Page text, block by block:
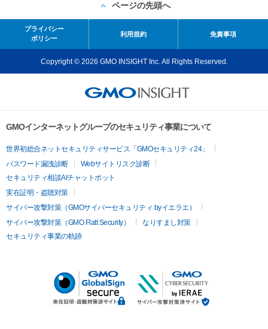
ページの先頭へ
プライバシー
ポリシー
利用規約 免責事項
Copyright © 2026 GMO INSIGHT Inc. All Rights Reserved.
GMOインターネットグループのセキュリティ事業について
世界初総合ネットセキュリティサービス「GMOセキュリティ24」
パスワード漏洩診断
Webサイトリスク診断
セキュリティ相談AIチャットボット
実在証明・盗聴対策
サイバー攻撃対策（GMOサイバーセキュリティ byイエラエ）
サイバー攻撃対策（GMO Flatt Security）
なりすまし対策
セキュリティ事業の軌跡